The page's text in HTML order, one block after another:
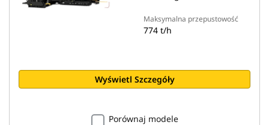
Maksymalna przepustowość
774 t/h
Wyświetl Szczegóły
Porównaj modele